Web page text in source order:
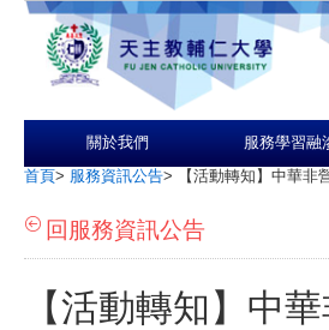
關於我們 服務學習融
首頁> 服務資訊公告> 【活動轉知】中華
回服務資訊公告
【活動轉知】中